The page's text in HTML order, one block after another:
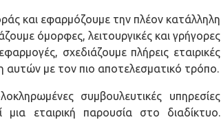
και εφαρμόζουμε την πλέον κατάλληλη
όμορφες, λειτουργικές και γρήγορες
σχεδιάζουμε πλήρεις εταιρικές
αυτών με τον πιο αποτελεσματικό τρόπο.
συμβουλευτικές υπηρεσίες
εταιρική παρουσία στο διαδίκτυο.